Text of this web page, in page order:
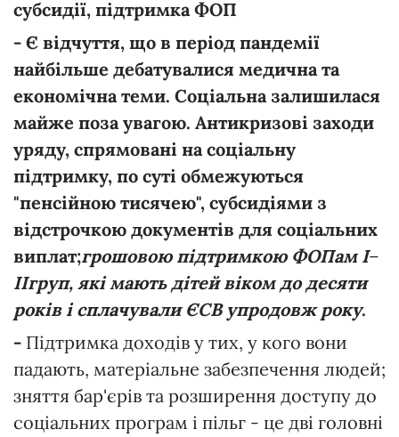
субсидії, підтримка ФОП
- Є відчуття, що в період пандемії
найбільше дебатувалися медична та
економічна теми. Соціальна залишилася
майже поза увагою. Антикризові заходи
уряду, спрямовані на соціальну
підтримку, по суті обмежуються
"пенсійною тисячею", субсидіями з
відстрочкою документів для соціальних
виплат;грошовою підтримкою ФОПам I–
IIгруп, які мають дітей віком до десяти
років і сплачували ЄСВ упродовж року.
- Підтримка доходів у тих, у кого вони
падають, матеріальне забезпечення людей;
зняття бар'єрів та розширення доступу до
соціальних програм і пільг - це дві головні